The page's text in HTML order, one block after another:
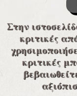
Στην
κριτικές
κριτικές